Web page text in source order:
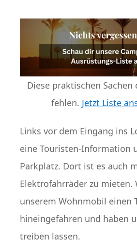
Diese praktischen
fehlen. Jetzt Liste
Links vor dem Eingang ins
eine Touristen-Information
Parkplatz. Dort ist es auch
Elektrofahrräder zu mieten.
unserem Wohnmobil einen
hineingefahren und haben
treiben lassen.